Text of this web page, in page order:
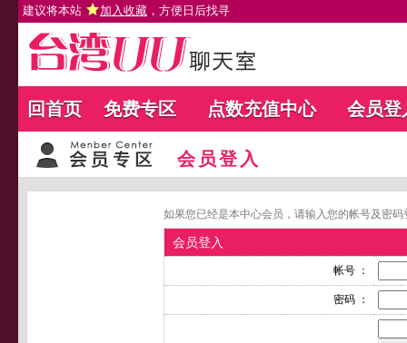
建议将本站 加入收藏 ，方便日后找寻
回首页 免费专区 点数充值中心 会员登
会员登入
如果您已经是本中心会员，请输入您的帐号及密
会员登入
帐号 ：
密码 ：